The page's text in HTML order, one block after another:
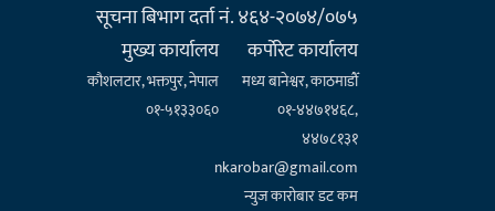
सूचना बिभाग दर्ता नं. ४६४-२०७४/०७५
मुख्य कार्यालय
कौशलटार, भक्तपुर, नेपाल
०१-५१३३०६०
कर्पाेरेट कार्यालय
मध्य बानेश्वर, काठमाडौँ
०१-४४७१४६८,
४४७८१३१
nkarobar@gmail.com
न्युज कारोबार डट कम